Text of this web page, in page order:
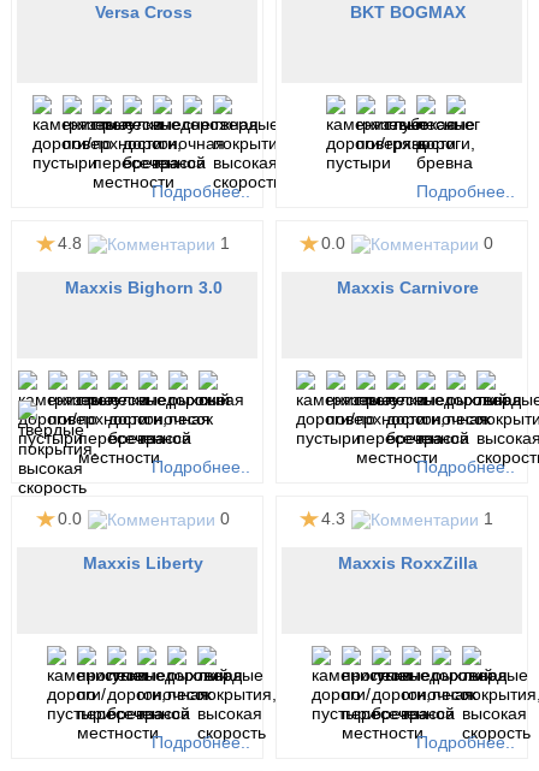
Versa Cross
Подробнее..
BKT BOGMAX
Подробнее..
4.8 1
Maxxis Bighorn 3.0
Подробнее..
0.0 0
Maxxis Carnivore
Подробнее..
0.0 0
Maxxis Liberty
Подробнее..
4.3 1
Maxxis RoxxZilla
Подробнее..